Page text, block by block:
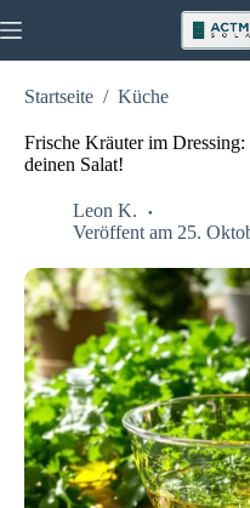
Inhalt
Keine
Aktuelles
Haus
Küche
Garten
Startseite / Küche
Frische Kräuter im
deinen Salat!
Leon K.
Veröffent am 25.